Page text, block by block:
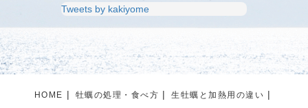
Tweets by kakiyome
HOME 牡蠣の処理・食べ方
生牡蠣と加熱用の違い